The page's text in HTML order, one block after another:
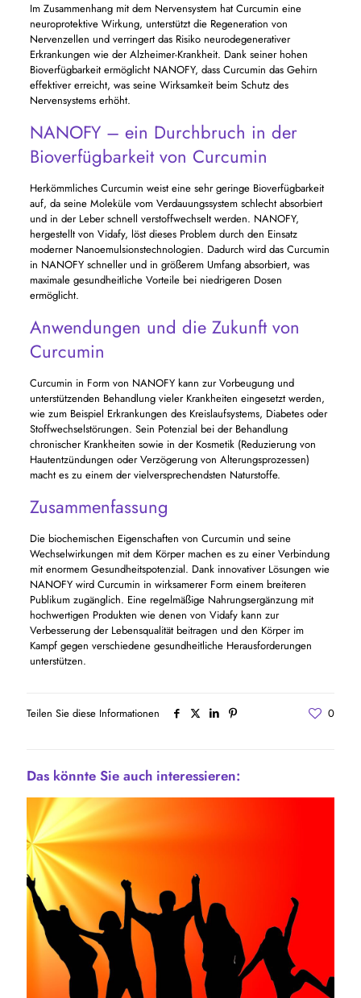
Im Zusammenhang mit dem Nervensystem hat Curcumin eine
neuroprotektive Wirkung, unterstützt die Regeneration von
Nervenzellen und verringert das Risiko neurodegenerativer
Erkrankungen wie der Alzheimer-Krankheit. Dank seiner hohen
Bioverfügbarkeit ermöglicht NANOFY, dass Curcumin das Gehirn
effektiver erreicht, was seine Wirksamkeit beim Schutz des
Nervensystems erhöht.
NANOFY – ein Durchbruch in der
Bioverfügbarkeit von Curcumin
Herkömmliches Curcumin weist eine sehr geringe Bioverfügbarkeit
auf, da seine Moleküle vom Verdauungssystem schlecht absorbiert
und in der Leber schnell verstoffwechselt werden. NANOFY,
hergestellt von Vidafy, löst dieses Problem durch den Einsatz
moderner Nanoemulsionstechnologien. Dadurch wird das Curcumin
in NANOFY schneller und in größerem Umfang absorbiert, was
maximale gesundheitliche Vorteile bei niedrigeren Dosen
ermöglicht.
Anwendungen und die Zukunft von
Curcumin
Curcumin in Form von NANOFY kann zur Vorbeugung und
unterstützenden Behandlung vieler Krankheiten eingesetzt werden,
wie zum Beispiel Erkrankungen des Kreislaufsystems, Diabetes oder
Stoffwechselstörungen. Sein Potenzial bei der Behandlung
chronischer Krankheiten sowie in der Kosmetik (Reduzierung von
Hautentzündungen oder Verzögerung von Alterungsprozessen)
macht es zu einem der vielversprechendsten Naturstoffe.
Zusammenfassung
Die biochemischen Eigenschaften von Curcumin und seine
Wechselwirkungen mit dem Körper machen es zu einer Verbindung
mit enormem Gesundheitspotenzial. Dank innovativer Lösungen wie
NANOFY wird Curcumin in wirksamerer Form einem breiteren
Publikum zugänglich. Eine regelmäßige Nahrungsergänzung mit
hochwertigen Produkten wie denen von Vidafy kann zur
Verbesserung der Lebensqualität beitragen und den Körper im
Kampf gegen verschiedene gesundheitliche Herausforderungen
unterstützen.
Teilen Sie diese Informationen 0
Das könnte Sie auch interessieren: